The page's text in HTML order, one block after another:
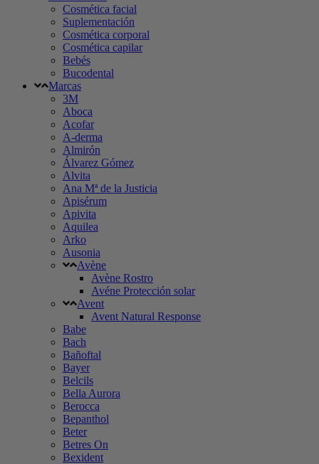
Cosmética facial
Suplementación
Cosmética corporal
Cosmética capilar
Bebés
Bucodental
Marcas
3M
Aboca
Acofar
A-derma
Almirón
Álvarez Gómez
Alvita
Ana Mª de la Justicia
Apisérum
Apivita
Aquilea
Arko
Ausonia
Avène
Avène Rostro
Avéne Protección solar
Avent
Avent Natural Response
Babe
Bach
Bañoftal
Bayer
Belcils
Bella Aurora
Berocca
Bepanthol
Beter
Betres On
Bexident